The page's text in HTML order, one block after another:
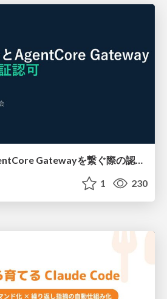
Claude CodeとAgentCore Gatewayを繋ぐ際の認証認可 / Authentication and authorization when connecting Claude Code with AgentCore Gateway
1 230